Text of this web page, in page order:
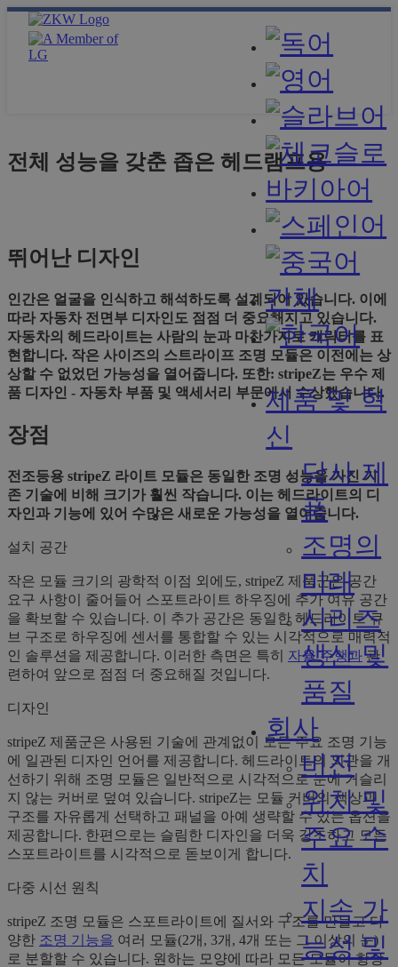
제품 및 혁
신
당사 제
품
조명의
미래
시리즈
생산 및
품질
회사
비전
위치 및
주요 수
치
지속 가
능성 및
전체 성능을 갖춘 좁은 헤드램프용
뛰어난 디자인
인간은 얼굴을 인식하고 해석하도록 설계되어 있습니다. 이에
따라 자동차 전면부 디자인도 점점 더 중요해지고 있습니다.
자동차의 헤드라이트는 사람의 눈과 마찬가지로 캐릭터를 표
현합니다. 작은 사이즈의 스트라이프 조명 모듈은 이전에는 상
상할 수 없었던 가능성을 열어줍니다. 또한: stripeZ는 우수 제
품 디자인 - 자동차 부품 및 액세서리 부문에서 수상했습니다.
장점
전조등용 stripeZ 라이트 모듈은 동일한 조명 성능을 가진 기
존 기술에 비해 크기가 훨씬 작습니다. 이는 헤드라이트의 디
자인과 기능에 있어 수많은 새로운 가능성을 열어줍니다.
설치 공간
작은 모듈 크기의 광학적 이점 외에도, stripeZ 제품군은 공간
요구 사항이 줄어들어 스포트라이트 하우징에 추가 여유 공간
을 확보할 수 있습니다. 이 추가 공간은 동일한 헤드라이트 큐
브 구조로 하우징에 센서를 통합할 수 있는 시각적으로 매력적
인 솔루션을 제공합니다. 이러한 측면은 특히 자율 주행과관
련하여 앞으로 점점 더 중요해질 것입니다.
디자인
stripeZ 제품군은 사용된 기술에 관계없이 모든 주요 조명 기능
에 일관된 디자인 언어를 제공합니다. 헤드라이트의 외관을 개
선하기 위해 조명 모듈은 일반적으로 시각적으로 눈에 거슬리
지 않는 커버로 덮여 있습니다. stripeZ는 모듈 커버의 색상과
구조를 자유롭게 선택하고 패널을 아예 생략할 수 있는 옵션을
제공합니다. 한편으로는 슬림한 디자인을 더욱 강조하고 모든
스포트라이트를 시각적으로 돋보이게 합니다.
다중 시선 원칙
stripeZ 조명 모듈은 스포트라이트에 질서와 구조를 만들고 다
양한 조명 기능을 여러 모듈(2개, 3개, 4개 또는 그 이상의 눈)
로 분할할 수 있습니다. 원하는 모양에 따라 모든 모듈이 항상